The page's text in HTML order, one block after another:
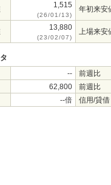
1,515
(26/01/13)
年初来安
13,880
(23/02/07)
上場来安
--
前週比
62,800
前週比
--倍 信用/貸借